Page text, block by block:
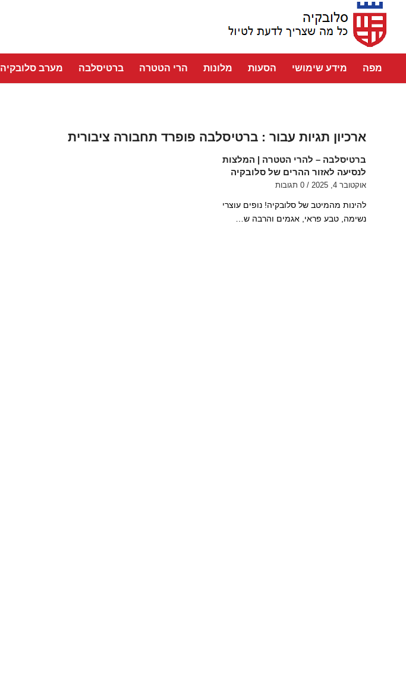
מפה מידע שימושי הסעות מלונות הרי הטטרה ברטיסלבה מערב סלובקיה
ארכיון תגיות עבור : ברטיסלבה פופרד תחבורה ציבורית
ברטיסלבה – להרי הטטרה | המלצות
לנסיעה לאזור ההרים של סלובקיה
אוקטובר 4, 2025 / 0 תגובות
להינות מהמיטב של סלובקיה! נופים עוצרי
נשימה, טבע פראי, אגמים והרבה ש…